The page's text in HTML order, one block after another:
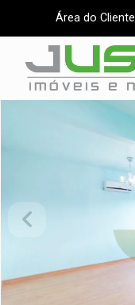
Área do Cliente